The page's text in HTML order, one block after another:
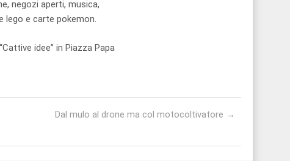
negozi aperti, musica,
e carte pokemon.
idee” in Piazza Papa
Dal mulo al drone ma col motocoltivatore →